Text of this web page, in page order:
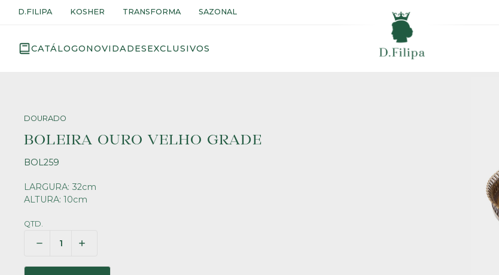
D.FILIPA KOSHER TRANSFORMA SAZONAL
CATÁLOGONOVIDADESEXCLUSIVOS
DOURADO
BOLEIRA OURO VELHO GRADE
BOL259
LARGURA: 32cm
ALTURA: 10cm
QTD.